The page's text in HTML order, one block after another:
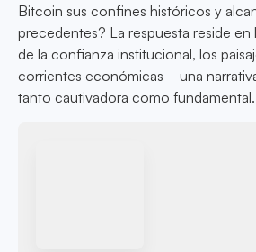
Bitcoin sus confines históricos y
precedentes? La respuesta reside en
de la confianza institucional, los
corrientes económicas—una
tanto cautivadora como fundamental.